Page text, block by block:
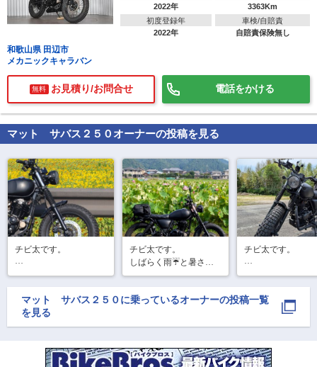
2022年
3363Km
初度登録年
2022年
車検/自賠責
自賠責保険無し
和歌山県 田辺市
メカニックキャラバン
無料 お見積り/お問合せ 電話をかける
マット サバス２５０ オーナーの投稿を見る
チビ太です。
たが、もう最終盤。
明日(8/2)まで「切り花
＆お持ち帰り、どー
チビ太です。
しばらく雨☔と暑さ🥵
で、バイクもモトクル
もおサボりしてました
😅
🐶の散歩に行った後、
ヤマサ蒲鉾へ蓮の花を
チビ太です。
ウロウロしてまし
が、三木城二の丸
の発掘で出土した
マット サバス２５０ に乗っているオーナーの投稿一覧
を見る
で相場をチェック！
車種選択するだけ、かんたん相場検索
まずはメーカーを選択する
排気量
車種
型式(任意)